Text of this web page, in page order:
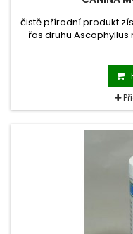
čistě přírodní produkt
řas druhu
množství aminokyselin,
zvýraznění pigmentace
drápů,